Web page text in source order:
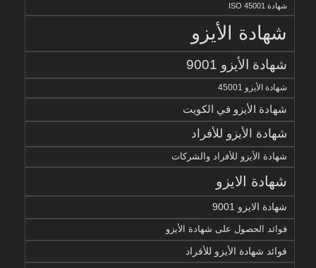
شهادة ISO 45001
شهادة الأيزو
شهادة الأيزو 9001
شهادة الأيزو 45001
شهادة الأيزو في الكويت
شهادة الأيزو للأفراد
شهادة الأيزو للأفراد والشركات
شهادة الايزو
شهادة الايزو 9001
فوائد الحصول على شهادة الأيزو
فوائد شهادة الأيزو للأفراد